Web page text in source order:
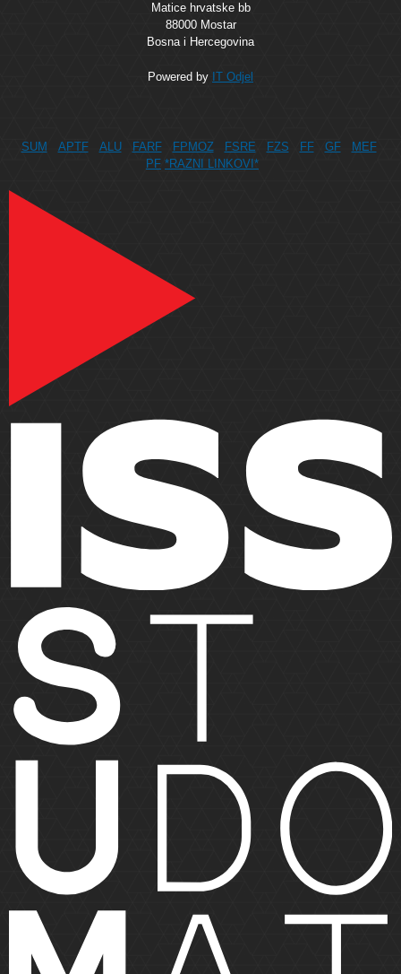
Matice hrvatske bb
88000 Mostar
Bosna i Hercegovina
Powered by IT Odjel
SUM APTF ALU FARF FPMOZ FSRE FZS FF GF
MEF
PF *RAZNI LINKOVI*